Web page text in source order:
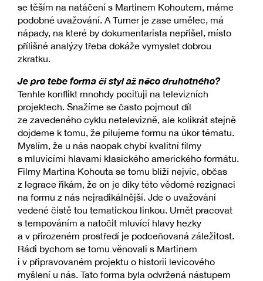
se těším na natáčení s Martinem Kohoutem, máme
podobné uvažování. A Turner je zase umělec, má
nápady, na které by dokumentarista nepřišel, místo
přílišné analýzy třeba dokáže vymyslet dobrou
zkratku.
Je pro tebe forma či styl až něco druhotného?
Tenhle konflikt mnohdy pociťuji na televizních
projektech. Snažíme se často pojmout díl
ze zavedeného cyklu netelevizně, ale kolikrát stejně
dojdeme k tomu, že pilujeme formu na úkor tématu.
Myslím, že u nás naopak chybí kvalitní filmy
s mluvícími hlavami klasického amerického formátu.
Filmy Martina Kohouta se tomu blíží nejvíc, občas
z legrace říkám, že on je díky této vědomé rezignaci
na formu z nás nejradikálnější. Jde o uvažování
vedené čistě tou tematickou linkou. Umět pracovat
s tempováním a natočit mluvící hlavy hezky
a v přirozeném prostředí je podceňovaná záležitost.
Rádi bychom se tomu věnovali s Martinem
i v připravovaném projektu o historii levicového
myšlení u nás. Tato forma byla odvržená nástupem